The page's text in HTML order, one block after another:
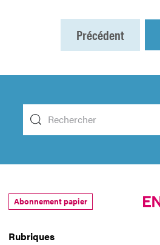
Précédent
Rubriques
Abonnement papier